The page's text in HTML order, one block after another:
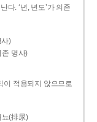
다. ‘년, 년도’가 의존
사)
명사)
이 적용되지 않으므로
뇨(排尿)